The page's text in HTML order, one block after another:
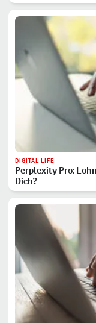
DIGITAL LIFE
Perplexity Pro:
Dich?